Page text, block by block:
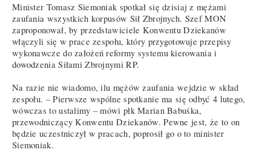
Minister Tomasz Siemoniak spotkał się dzisiaj z mężami
zaufania wszystkich korpusów Sił Zbrojnych. Szef MON
zaproponował, by przedstawiciele Konwentu Dziekanów
włączyli się w prace zespołu, który przygotowuje przepisy
wykonawcze do założeń reformy systemu kierowania i
dowodzenia Siłami Zbrojnymi RP.
Na razie nie wiadomo, ilu mężów zaufania wejdzie w skład
zespołu. – Pierwsze wspólne spotkanie ma się odbyć 4 lutego,
wówczas to ustalimy – mówi płk Marian Babuśka,
przewodniczący Konwentu Dziekanów. Pewne jest, że to on
będzie uczestniczył w pracach, poprosił go o to minister
Siemoniak.